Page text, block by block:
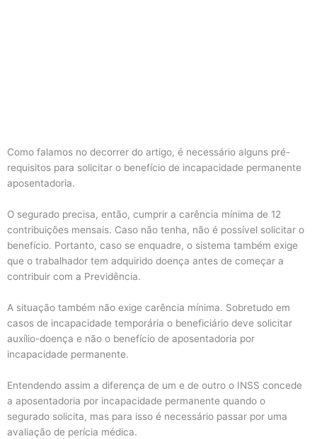
Como falamos no decorrer do artigo, é necessário alguns pré-
requisitos para solicitar o benefício de incapacidade permanente
aposentadoria.
O segurado precisa, então, cumprir a carência mínima de 12
contribuições mensais. Caso não tenha, não é possível solicitar o
benefício. Portanto, caso se enquadre, o sistema também exige
que o trabalhador tem adquirido doença antes de começar a
contribuir com a Previdência.
A situação também não exige carência mínima. Sobretudo em
casos de incapacidade temporária o beneficiário deve solicitar
auxílio-doença e não o benefício de aposentadoria por
incapacidade permanente.
Entendendo assim a diferença de um e de outro o INSS concede
a aposentadoria por incapacidade permanente quando o
segurado solicita, mas para isso é necessário passar por uma
avaliação de perícia médica.